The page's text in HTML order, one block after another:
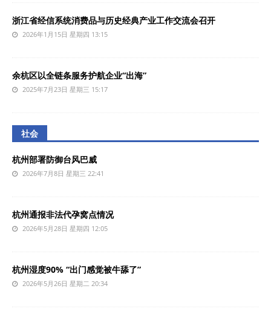
浙江省经信系统消费品与历史经典产业工作交流会召开
2026年1月15日 星期四 13:15
余杭区以全链条服务护航企业“出海”
2025年7月23日 星期三 15:17
社会
杭州部署防御台风巴威
2026年7月8日 星期三 22:41
杭州通报非法代孕窝点情况
2026年5月28日 星期四 12:05
杭州湿度90% “出门感觉被牛舔了”
2026年5月26日 星期二 20:34